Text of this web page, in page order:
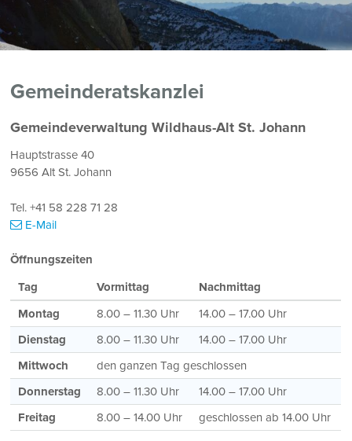
Gemeinderatskanzlei
Beschreibung Gemeinderatskanzlei
Gemeindeverwaltung Wildhaus-Alt St. Johann
Hauptstrasse 40
9656 Alt St. Johann
Tel. +41 58 228 71 28
E-Mail
Öffnungszeiten
Tag
Vormittag
Nachmittag
Montag
8.00 – 11.30 Uhr
14.00 – 17.00 Uhr
Dienstag
8.00 – 11.30 Uhr
14.00 – 17.00 Uhr
Mittwoch
den ganzen Tag geschlossen
Donnerstag
8.00 – 11.30 Uhr
14.00 – 17.00 Uhr
Freitag
8.00 – 14.00 Uhr geschlossen ab 14.00 Uhr